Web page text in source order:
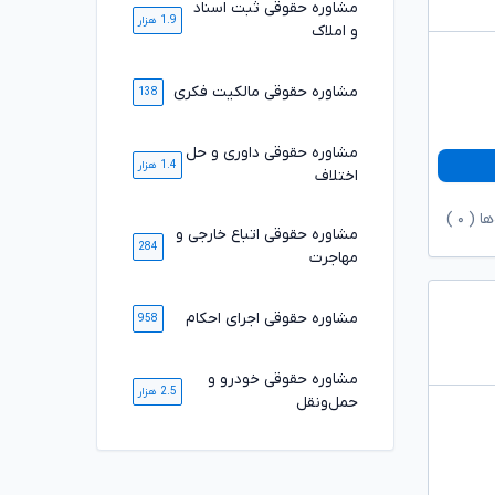
( ۰
مشاوره حقوقی ثبت اسناد
و املاک
1.9 هزار
مشاوره حقوقی مالکیت فکری 138
مشاوره حقوقی داوری و حل
اختلاف
1.4 هزار
مشاوره حقوقی اتباع خارجی و
مهاجرت
284
مشاوره حقوقی اجرای احکام 958
مشاوره حقوقی خودرو و
حمل‌ونقل
2.5 هزار